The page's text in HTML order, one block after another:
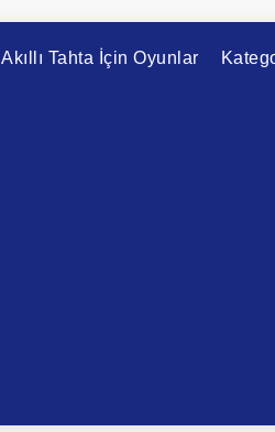
Akıllı Tahta İçin Oyunlar